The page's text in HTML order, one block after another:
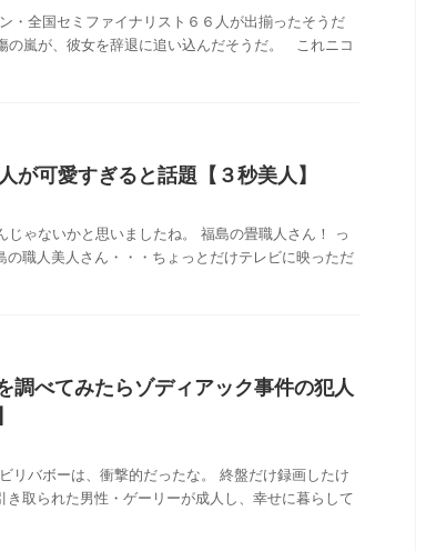
・全国セミファイナリスト６６人が出揃ったそうだ
の嵐が、彼女を辞退に追い込んだそうだ。 これニコ
が可愛すぎると話題【３秒美人】
じゃないかと思いましたね。 福島の畳職人さん！ っ
職人美人さん・・・ちょっとだけテレビに映っただ
調べてみたらゾディアック事件の犯人
リバボーは、衝撃的だったな。 終盤だけ録画したけ
取られた男性・ゲーリーが成人し、幸せに暮らして